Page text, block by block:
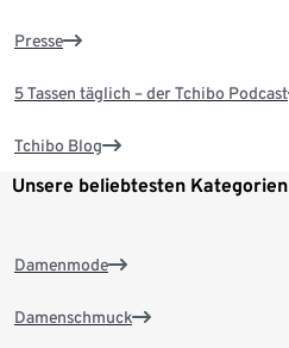
Presse
5 Tassen täglich – der Tchibo Podcast
Tchibo Blog
Unsere beliebtesten Kategorien
Damenmode
Damenschmuck